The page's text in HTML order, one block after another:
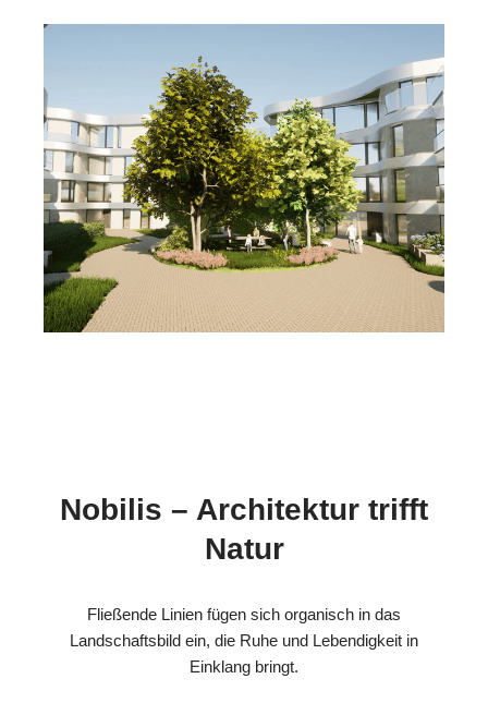
Nobilis – Architektur trifft
Natur
Fließende Linien fügen sich organisch in das
Landschaftsbild ein, die Ruhe und Lebendigkeit in
Einklang bringt.